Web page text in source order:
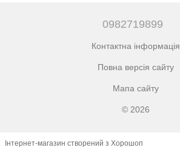
0982719899
Контактна інформація
Повна версія сайту
Мапа сайту
© 2026
Інтернет-магазин створений з Хорошоп